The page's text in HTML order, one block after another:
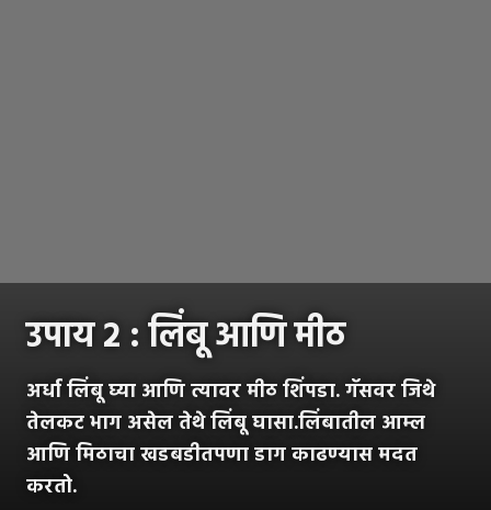
उपाय २ : लिंबू आणि मीठ
अर्धा लिंबू घ्या आणि त्यावर मीठ शिंपडा. गॅसवर जिथे
तेलकट भाग असेल तेथे लिंबू घासा.लिंबातील आम्ल
आणि मिठाचा खडबडीतपणा डाग काढण्यास मदत
करतो.